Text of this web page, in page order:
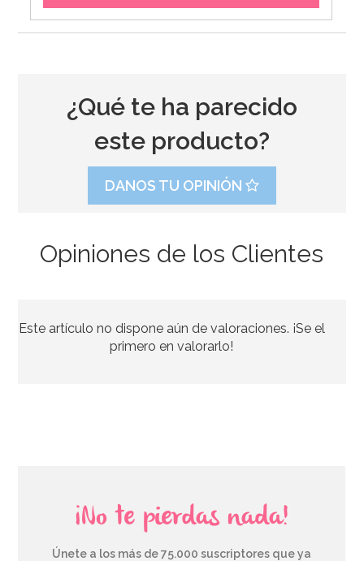
¿Qué te ha parecido
este producto?
DANOS TU OPINIÓN
Opiniones de los Clientes
Este artículo no dispone aún de valoraciones. ¡Se el
primero en valorarlo!
¡No te pierdas nada!
Únete a los más de 75.000 suscriptores que ya